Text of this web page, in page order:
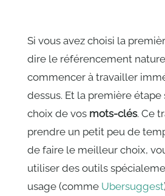
Si vous avez choisi la
dire le référencement
commencer à travailler
dessus. Et la première étape
choix de vos mots-clés. Ce
prendre un petit peu de
de faire le meilleur choix,
utiliser des outils
usage (comme Ubersuggest